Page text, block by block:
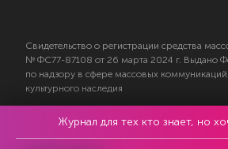
Свидетельство о регистрации средства
№ ФС77-87108 от 26 марта 2024 г. Выдано
по надзору в сфере массовых
культурного наследия
© 2017—2026 АНО «Творческий коллектив
Журнал для тех кто знает, но